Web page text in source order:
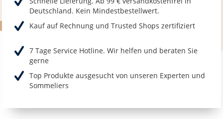
Deutschland. Kein Mindestbestellwert.
Kauf auf Rechnung und Trusted Shops zertifiziert
7 Tage Service Hotline. Wir helfen und beraten Sie
gerne
Top Produkte ausgesucht von unseren Experten und
Sommeliers